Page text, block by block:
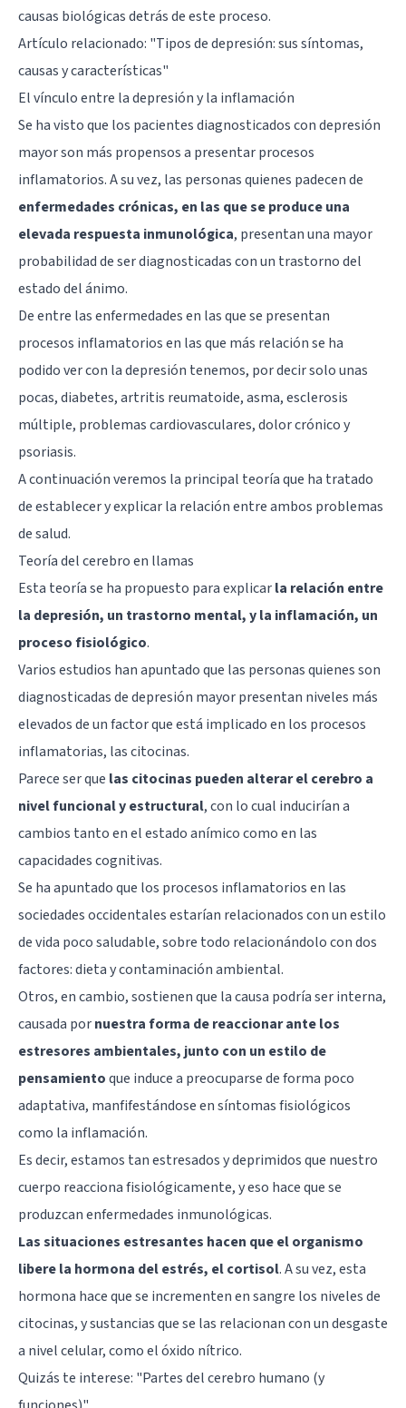
causas biológicas detrás de este proceso.
Artículo relacionado: "Tipos de depresión: sus síntomas,
causas y características"
El vínculo entre la depresión y la inflamación
Se ha visto que los pacientes diagnosticados con depresión
mayor son más propensos a presentar procesos
inflamatorios. A su vez, las personas quienes padecen de
enfermedades crónicas, en las que se produce una
elevada respuesta inmunológica, presentan una mayor
probabilidad de ser diagnosticadas con un trastorno del
estado del ánimo.
De entre las enfermedades en las que se presentan
procesos inflamatorios en las que más relación se ha
podido ver con la depresión tenemos, por decir solo unas
pocas, diabetes, artritis reumatoide, asma, esclerosis
múltiple, problemas cardiovasculares, dolor crónico y
psoriasis.
A continuación veremos la principal teoría que ha tratado
de establecer y explicar la relación entre ambos problemas
de salud.
Teoría del cerebro en llamas
Esta teoría se ha propuesto para explicarla relación entre
la depresión, un trastorno mental, y la inflamación, un
proceso fisiológico.
Varios estudios han apuntado que las personas quienes son
diagnosticadas de depresión mayor presentan niveles más
elevados de un factor que está implicado en los procesos
inflamatorias, las citocinas.
Parece ser que las citocinas pueden alterar el cerebro a
nivel funcional y estructural, con lo cual inducirían a
cambios tanto en el estado anímico como en las
capacidades cognitivas.
Se ha apuntado que los procesos inflamatorios en las
sociedades occidentales estarían relacionados con un estilo
de vida poco saludable, sobre todo relacionándolo con dos
factores: dieta y contaminación ambiental.
Otros, en cambio, sostienen que la causa podría ser interna,
causada pornuestra forma de reaccionar ante los
estresores ambientales, junto con un estilo de
pensamientoque induce a preocuparse de forma poco
adaptativa, manfifestándose en síntomas fisiológicos
como la inflamación.
Es decir, estamos tan estresados y deprimidos que nuestro
cuerpo reacciona fisiológicamente, y eso hace que se
produzcan enfermedades inmunológicas.
Las situaciones estresantes hacen que el organismo
libere la hormona del estrés, el cortisol. A su vez, esta
hormona hace que se incrementen en sangre los niveles de
citocinas, y sustancias que se las relacionan con un desgaste
a nivel celular, como el óxido nítrico.
Quizás te interese: "Partes del cerebro humano (y